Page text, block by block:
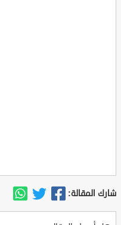
شارك المقالة: